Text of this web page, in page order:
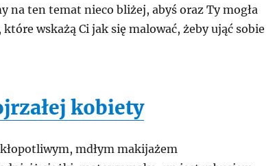
na ten temat nieco bliżej, abyś oraz Ty mogła
wskażą Ci jak się malować, żeby ująć sobie
kobiety
mdłym makijażem